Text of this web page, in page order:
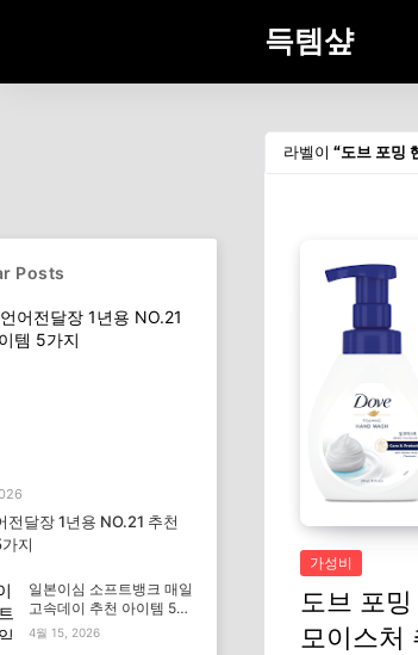
득템샾
라벨이 도브 포밍
가성비
도브 포
모이스처
Posts
전달장 1년용 NO.21 추천
지
일본이심 소프트뱅크 매일
고속데이 추천 아이템 5가
지
4월 15, 2026